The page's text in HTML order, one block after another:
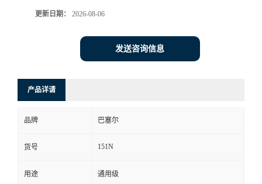
更新日期： 2026-08-06
发送咨询信息
产品详请
品牌 巴塞尔
货号 151N
用途 通用级